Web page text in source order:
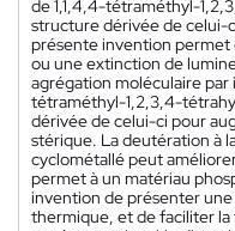
de 1,1,4,4-tétraméthyl-
structure dérivée de celui-
présente invention permet
ou une extinction de
agrégation moléculaire par
tétraméthyl-1,2,3,4-
dérivée de celui-ci pour
stérique. La deutération à
cyclométallé peut
permet à un matériau
invention de présenter
thermique, et de faciliter